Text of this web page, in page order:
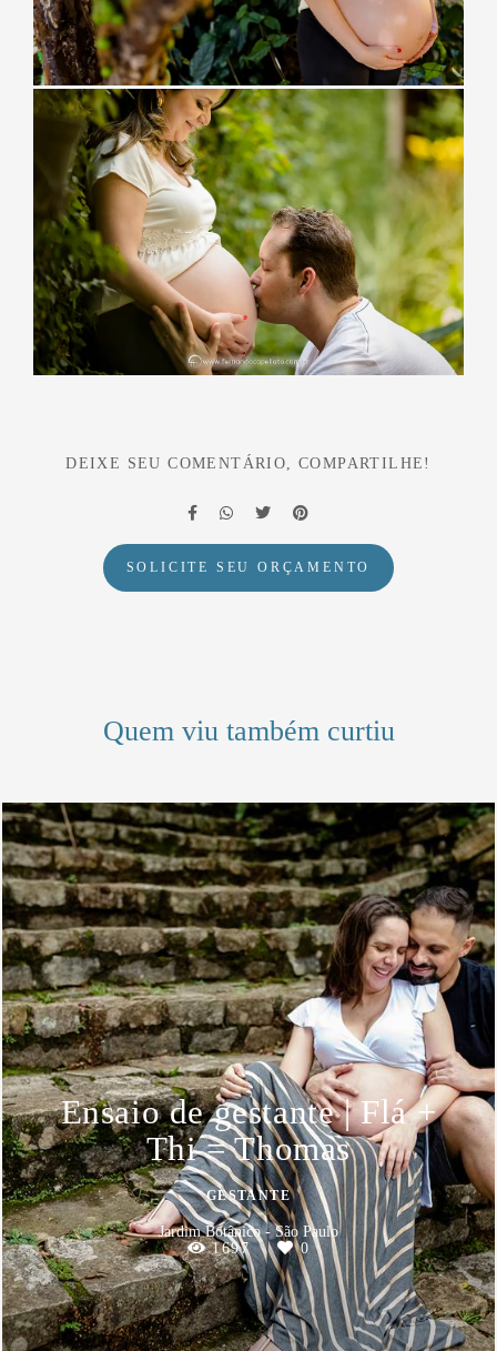
DEIXE SEU COMENTÁRIO, COMPARTILHE!
SOLICITE SEU ORÇAMENTO
Quem viu também curtiu
Ensaio de gestante | Flá +
Thi = Thomas
GESTANTE
Jardim Botânico - São Paulo
1697
0